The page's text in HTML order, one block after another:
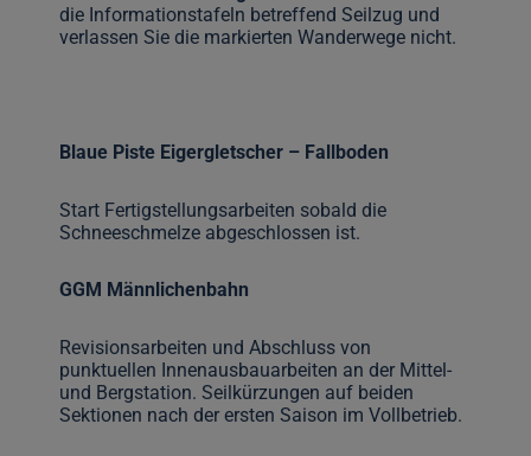
die Informationstafeln betreffend Seilzug und
verlassen Sie die markierten Wanderwege nicht.
Blaue Piste Eigergletscher – Fallboden
Start Fertigstellungsarbeiten sobald die
Schneeschmelze abgeschlossen ist.
GGM Männlichenbahn
Revisionsarbeiten und Abschluss von
punktuellen Innenausbauarbeiten an der Mittel-
und Bergstation. Seilkürzungen auf beiden
Sektionen nach der ersten Saison im Vollbetrieb.